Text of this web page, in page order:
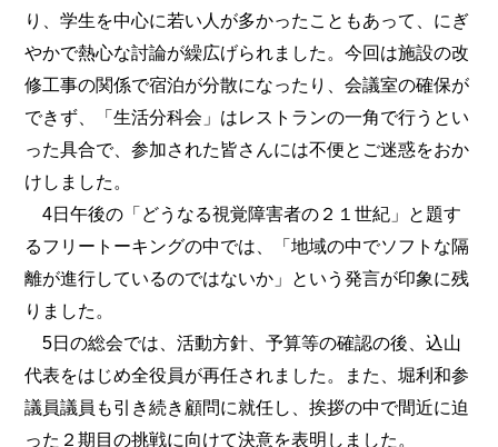
り、学生を中心に若い人が多かったこともあって、にぎ
やかで熱心な討論が繰広げられました。今回は施設の改
修工事の関係で宿泊が分散になったり、会議室の確保が
できず、「生活分科会」はレストランの一角で行うとい
った具合で、参加された皆さんには不便とご迷惑をおか
けしました。
4日午後の「どうなる視覚障害者の２１世紀」と題す
るフリートーキングの中では、「地域の中でソフトな隔
離が進行しているのではないか」という発言が印象に残
りました。
5日の総会では、活動方針、予算等の確認の後、込山
代表をはじめ全役員が再任されました。また、堀利和参
議員議員も引き続き顧問に就任し、挨拶の中で間近に迫
った２期目の挑戦に向けて決意を表明しました。